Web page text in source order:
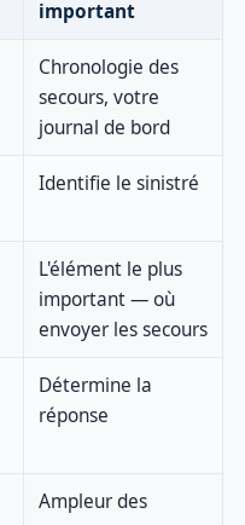
important
Chronologie des
secours, votre
journal de bord
Identifie le sinistré
L'élément le plus
important — où
envoyer les secours
Détermine la
réponse
Ampleur des